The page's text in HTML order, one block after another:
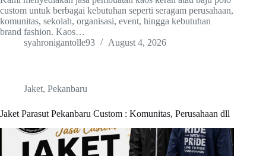
custom untuk berbagai kebutuhan seperti seragam perusahaan,
komunitas, sekolah, organisasi, event, hingga kebutuhan
brand fashion. Kaos…
syahronigantolle93
August 4, 2026
Jaket, Pekanbaru
Jaket Parasut Pekanbaru Custom : Komunitas, Perusahaan dll